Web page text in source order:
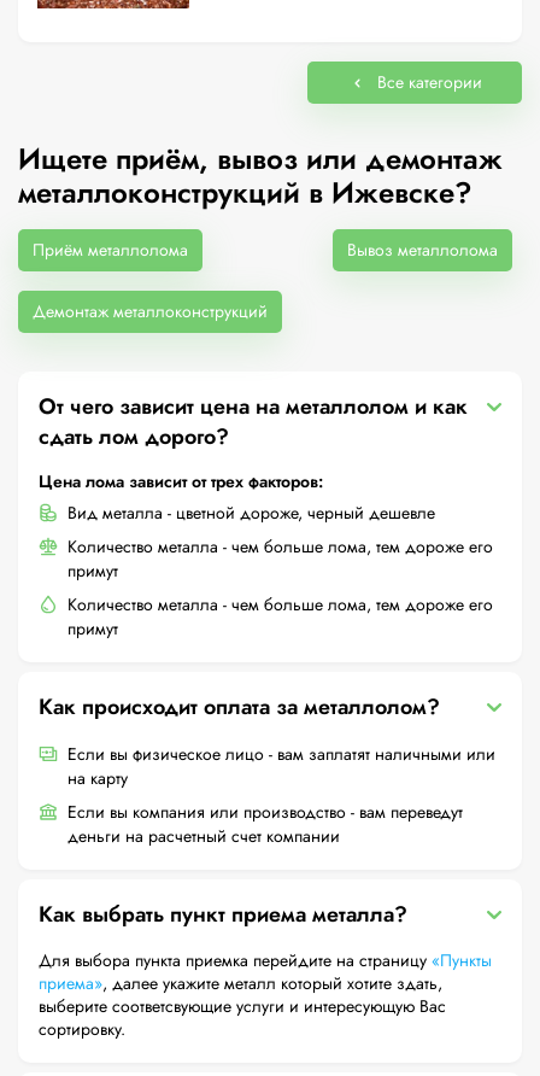
Все категории
Ищете приём, вывоз или демонтаж
металлоконструкций в Ижевске?
Приём металлолома Вывоз металлолома
Демонтаж металлоконструкций
От чего зависит цена на металлолом и как
сдать лом дорого?
Цена лома зависит от трех факторов:
Вид металла - цветной дороже, черный дешевле
Количество металла - чем больше лома, тем дороже его
примут
Количество металла - чем больше лома, тем дороже его
примут
Как происходит оплата за металлолом?
Если вы физическое лицо - вам заплатят наличными или
на карту
Если вы компания или производство - вам переведут
деньги на расчетный счет компании
Как выбрать пункт приема металла?
Для выбора пункта приемка перейдите на страницу «Пункты
приема», далее укажите металл который хотите здать,
выберите соответсвующие услуги и интересующую Вас
сортировку.